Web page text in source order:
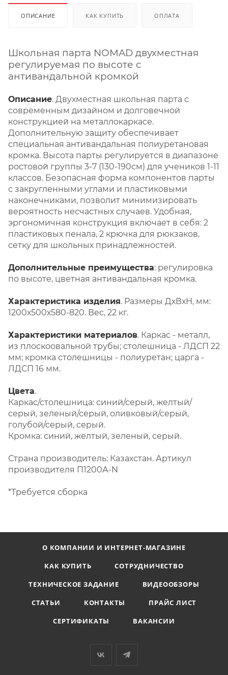
ОПИСАНИЕ КАК КУПИТЬ ОПЛАТА
Школьная парта NOMAD двухместная
регулируемая по высоте с
антивандальной кромкой
Описание. Двухместная школьная парта с
современным дизайном и долговечной
конструкцией на металлокаркасе.
Дополнительную защиту обеспечивает
специальная антивандальная полиуретановая
кромка. Высота парты регулируется в диапазоне
ростовой группы 3-7 (130-190см) для учеников 1-11
классов. Безопасная форма компонентов парты
с закругленными углами и пластиковыми
наконечниками, позволит минимизировать
вероятность несчастных случаев. Удобная,
эргономичная конструкция включает в себя: 2
пластиковых пенала, 2 крючка для рюкзаков,
сетку для школьных принадлежностей.
Дополнительные преимущества: регулировка
по высоте, цветная антивандальная кромка.
Характеристика изделия. Размеры ДхВхН, мм:
1200х500х580-820. Вес, 22 кг.
Характеристики материалов. Каркас - металл,
из плоскоовальной трубы; столешница - ЛДСП 22
мм; кромка столешницы - полиуретан; царга -
ЛДСП 16 мм.
Цвета.
Каркас/столешница: синий/серый, желтый/
серый, зеленый/серый, оливковый/серый,
голубой/серый, серый.
Кромка: синий, желтый, зеленый, серый.
Страна производитель: Казахстан. Артикул
производителя П1200А-N
*Требуется сборка
О КОМПАНИИ И ИНТЕРНЕТ-МАГАЗИНЕ
КАК КУПИТЬ
СОТРУДНИЧЕСТВО
ТЕХНИЧЕСКОЕ ЗАДАНИЕ
ВИДЕООБЗОРЫ
СТАТЬИ
КОНТАКТЫ
ПРАЙС ЛИСТ
СЕРТИФИКАТЫ
ВАКАНСИИ